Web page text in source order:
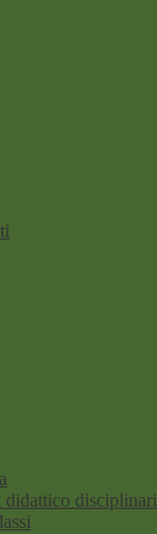
didattico disciplinari